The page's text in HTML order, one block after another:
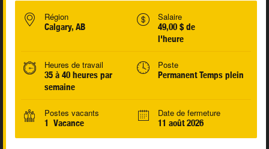
Région
Calgary, AB
Salaire
49,00 $ de
l'heure
Heures de travail
35 à 40 heures par
semaine
Poste
Permanent Temps plein
Postes vacants
1 Vacance
Date de fermeture
11 août 2026